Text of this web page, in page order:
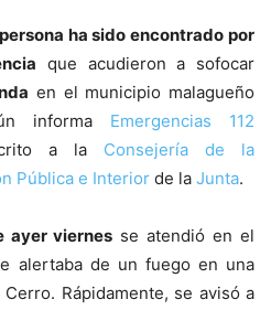
ha sido encontrado por
que acudieron a sofocar
en el municipio malagueño
informa Emergencias 112
a la Consejería de la
Pública e Interior de la Junta.
ayer viernes se atendió en el
alertaba de un fuego en una
Rápidamente, se avisó a